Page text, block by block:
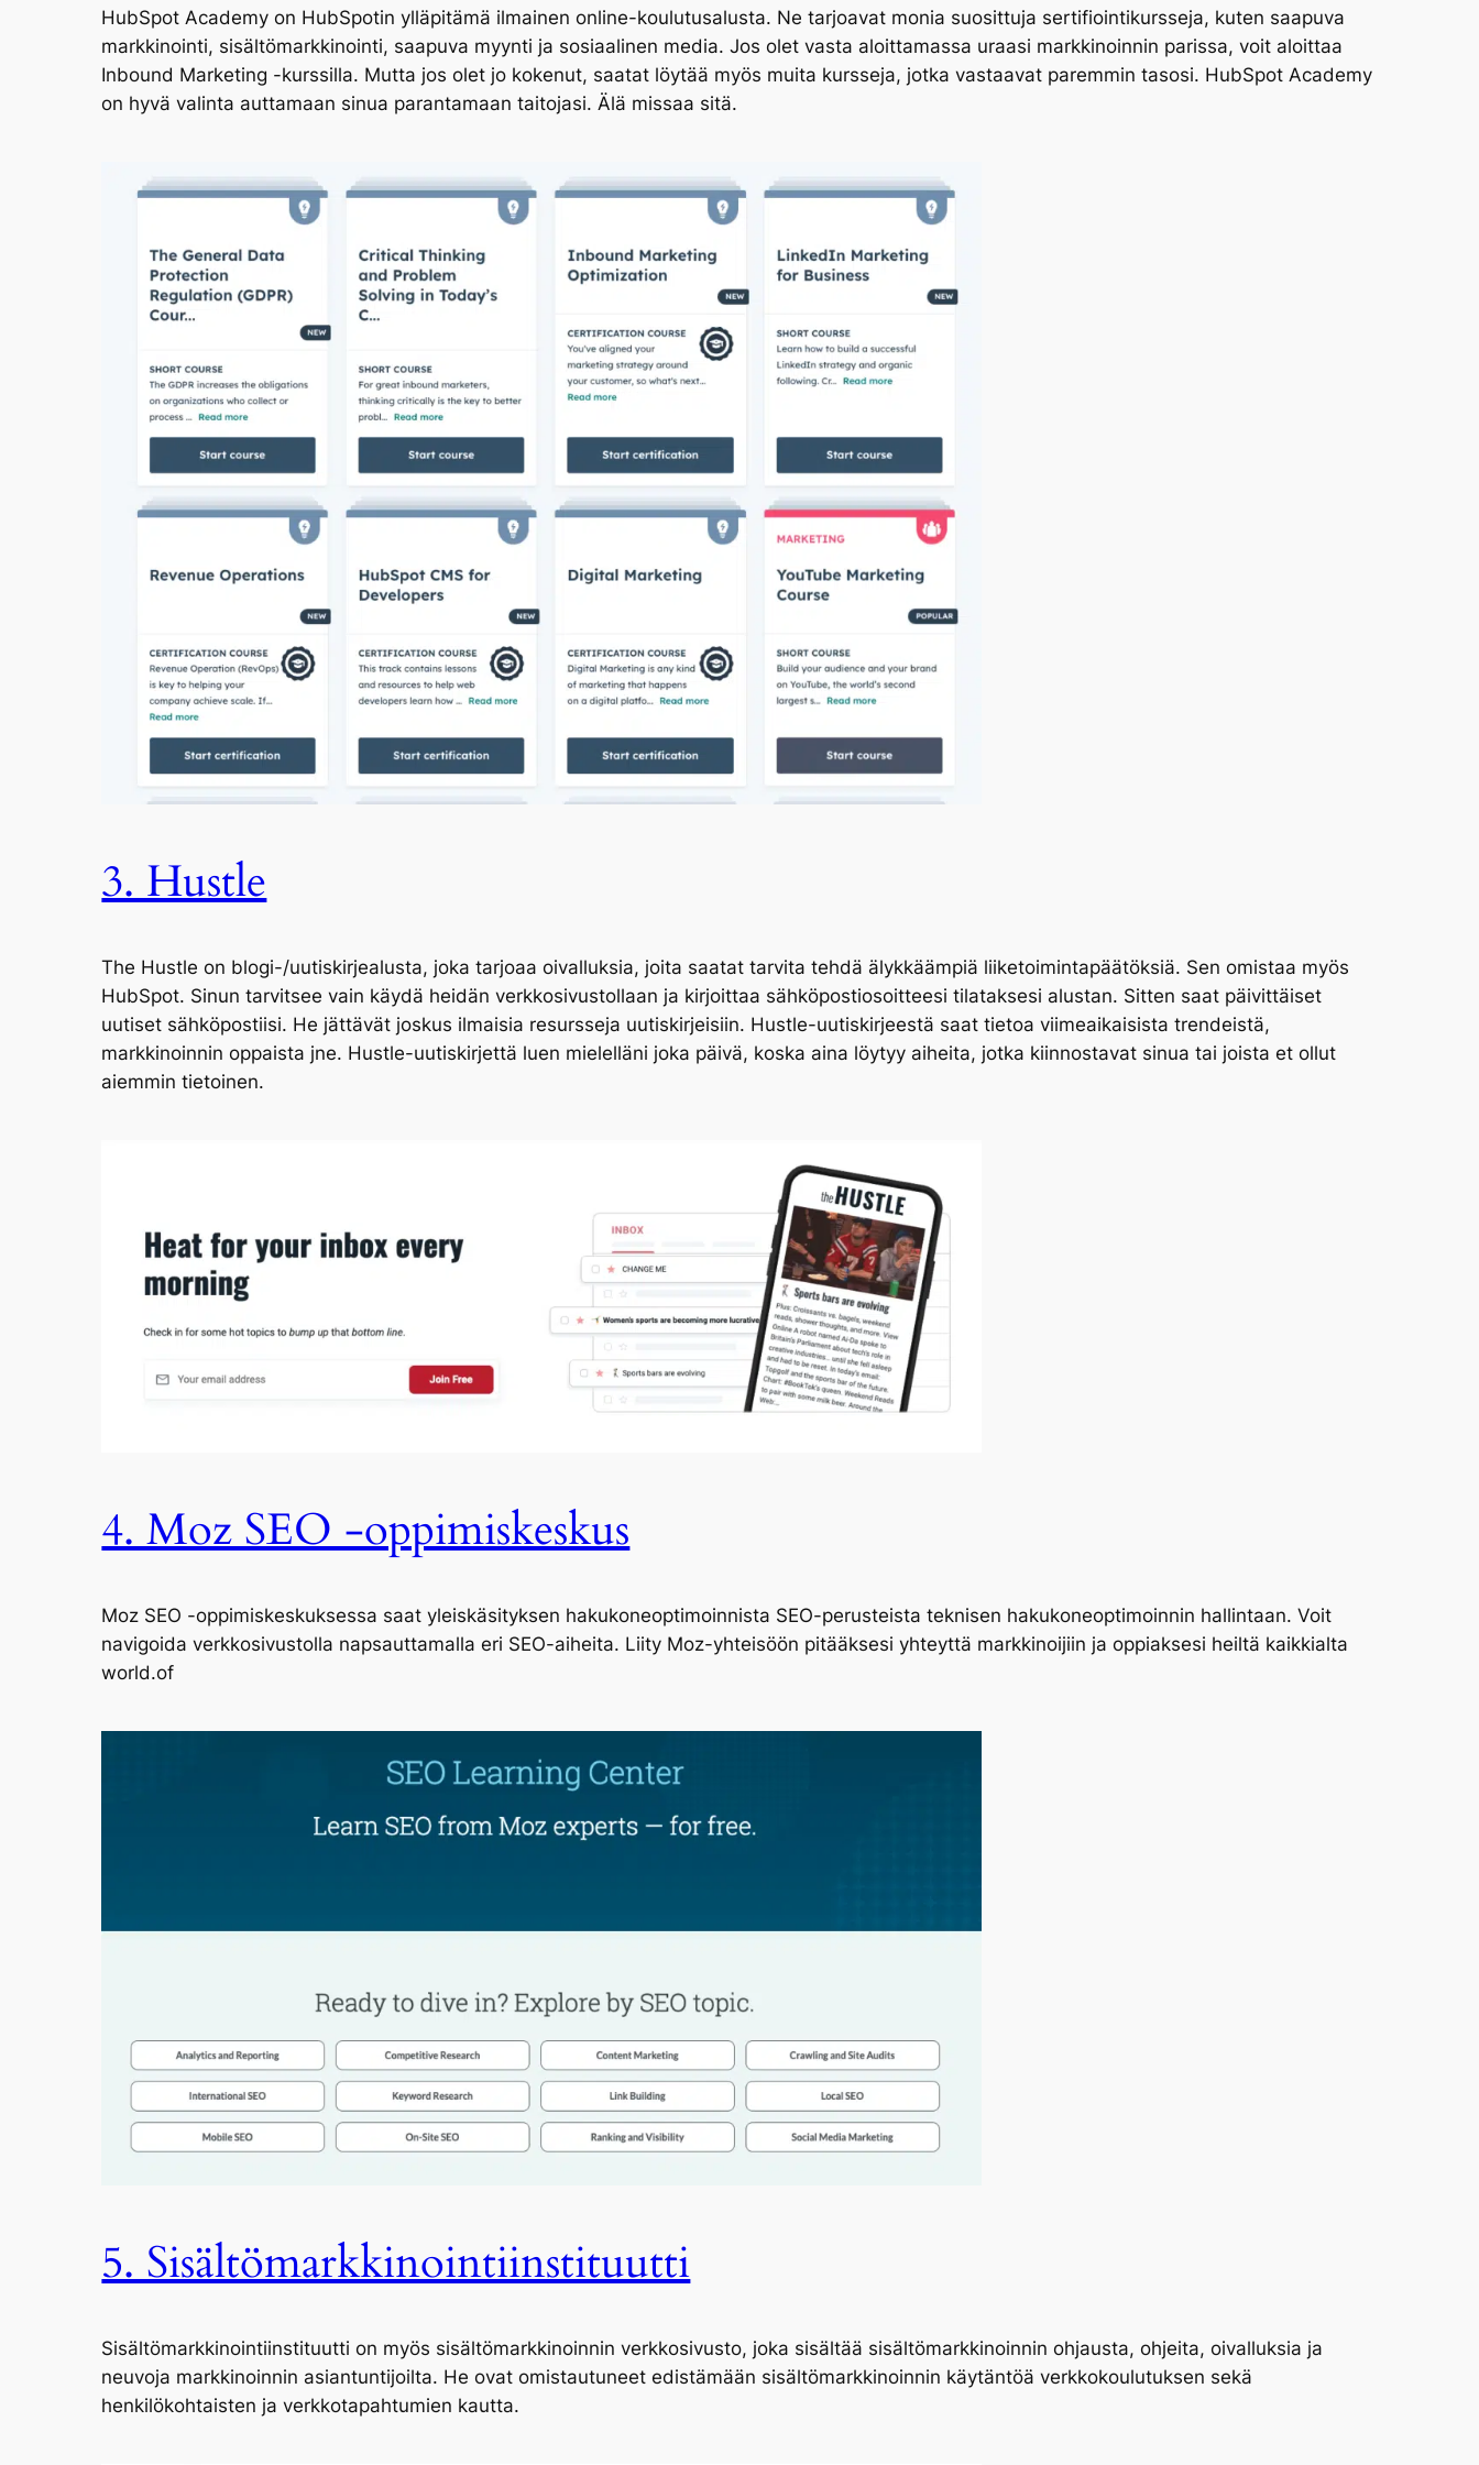
HubSpot Academy on HubSpotin ylläpitämä ilmainen online-koulutusalusta. Ne tarjoavat monia suosittuja sertifiointikursseja, kuten saapuva
markkinointi, sisältömarkkinointi, saapuva myynti ja sosiaalinen media. Jos olet vasta aloittamassa uraasi markkinoinnin parissa, voit aloittaa
Inbound Marketing -kurssilla. Mutta jos olet jo kokenut, saatat löytää myös muita kursseja, jotka vastaavat paremmin tasosi. HubSpot Academy
on hyvä valinta auttamaan sinua parantamaan taitojasi. Älä missaa sitä.
3. Hustle
The Hustle on blogi-/uutiskirjealusta, joka tarjoaa oivalluksia, joita saatat tarvita tehdä älykkäämpiä liiketoimintapäätöksiä. Sen omistaa myös
HubSpot. Sinun tarvitsee vain käydä heidän verkkosivustollaan ja kirjoittaa sähköpostiosoitteesi tilataksesi alustan. Sitten saat päivittäiset
uutiset sähköpostiisi. He jättävät joskus ilmaisia resursseja uutiskirjeisiin. Hustle-uutiskirjeestä saat tietoa viimeaikaisista trendeistä,
markkinoinnin oppaista jne. Hustle-uutiskirjettä luen mielelläni joka päivä, koska aina löytyy aiheita, jotka kiinnostavat sinua tai joista et ollut
aiemmin tietoinen.
4. Moz SEO -oppimiskeskus
Moz SEO -oppimiskeskuksessa saat yleiskäsityksen hakukoneoptimoinnista SEO-perusteista teknisen hakukoneoptimoinnin hallintaan. Voit
navigoida verkkosivustolla napsauttamalla eri SEO-aiheita. Liity Moz-yhteisöön pitääksesi yhteyttä markkinoijiin ja oppiaksesi heiltä kaikkialta
world.of
5. Sisältömarkkinointiinstituutti
Sisältömarkkinointiinstituutti on myös sisältömarkkinoinnin verkkosivusto, joka sisältää sisältömarkkinoinnin ohjausta, ohjeita, oivalluksia ja
neuvoja markkinoinnin asiantuntijoilta. He ovat omistautuneet edistämään sisältömarkkinoinnin käytäntöä verkkokoulutuksen sekä
henkilökohtaisten ja verkkotapahtumien kautta.